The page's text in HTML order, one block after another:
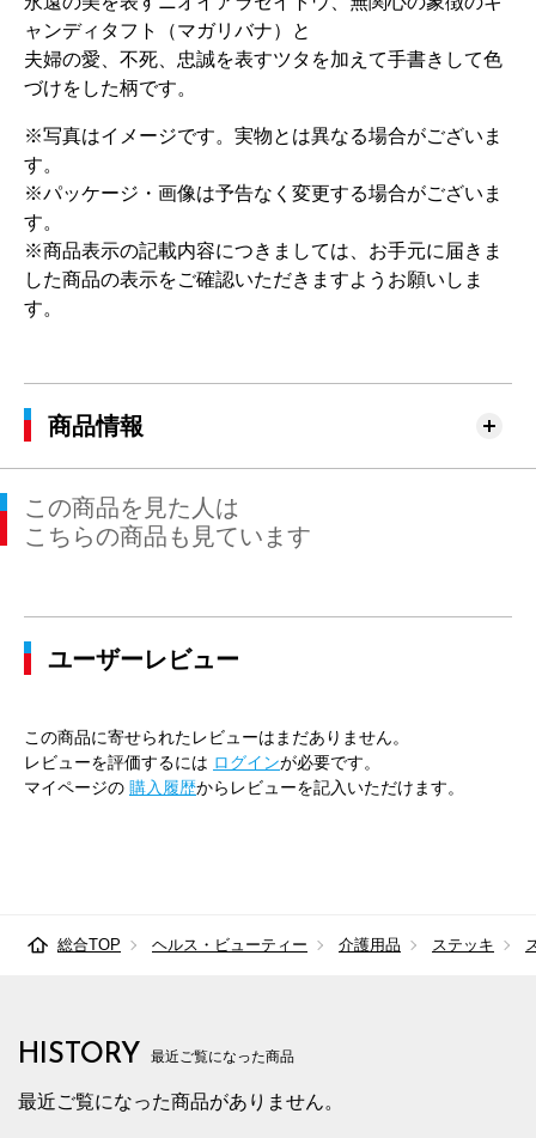
ャンディタフト（マガリバナ）と
夫婦の愛、不死、忠誠を表すツタを加えて手書きして色
づけをした柄です。
※写真はイメージです。実物とは異なる場合がございま
す。
※パッケージ・画像は予告なく変更する場合がございま
す。
※商品表示の記載内容につきましては、お手元に届きま
した商品の表示をご確認いただきますようお願いしま
す。
商品情報
この商品を見た人は
こちらの商品も見ています
ユーザーレビュー
この商品に寄せられたレビューはまだありません。
レビューを評価するには ログインが必要です。
マイページの 購入履歴からレビューを記入いただけます。
総合TOP ヘルス・ビューティー 介護用品 ステッキ
HISTORY 最近ご覧になった商品
最近ご覧になった商品がありません。